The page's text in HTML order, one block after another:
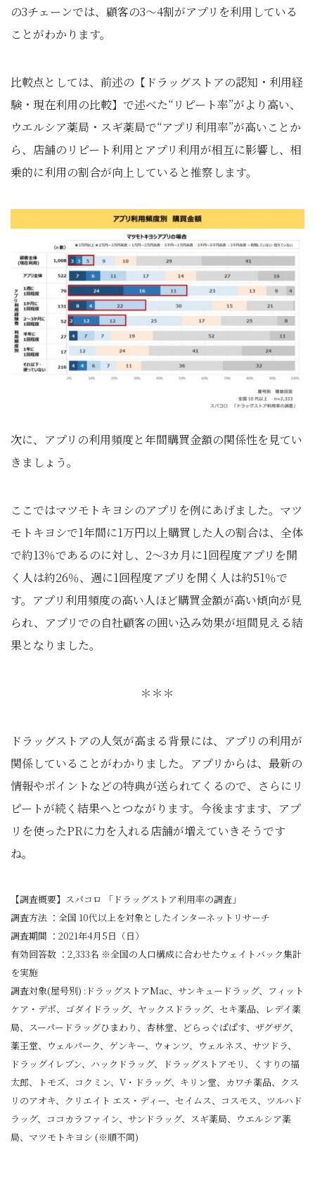
の3チェーンでは、顧客の3～4割がアプリを利用している
ことがわかります。
比較点としては、前述の【ドラッグストアの認知・利用経
験・現在利用の比較】で述べた“リピート率”がより高い、
ウエルシア薬局・スギ薬局で“アプリ利用率”が高いことか
ら、店舗のリピート利用とアプリ利用が相互に影響し、相
乗的に利用の割合が向上していると推察します。
次に、アプリの利用頻度と年間購買金額の関係性を見てい
きましょう。
ここではマツモトキヨシのアプリを例にあげました。マツ
モトキヨシで1年間に1万円以上購買した人の割合は、全体
で約13％であるのに対し、2～3カ月に1回程度アプリを開
く人は約26％、週に1回程度アプリを開く人は約51％で
す。アプリ利用頻度の高い人ほど購買金額が高い傾向が見
られ、アプリでの自社顧客の囲い込み効果が垣間見える結
果となりました。
＊＊＊
ドラッグストアの人気が高まる背景には、アプリの利用が
関係していることがわかりました。アプリからは、最新の
情報やポイントなどの特典が送られてくるので、さらにリ
ピートが続く結果へとつながります。今後ますます、アプ
リを使ったPRに力を入れる店舗が増えていきそうです
ね。
【調査概要】スパコロ 「ドラッグストア利用率の調査」
調査方法 ：全国 10代以上を対象としたインターネットリサーチ
調査期間 ：2021年4月5日（日）
有効回答数 ：2,333名 ※全国の人口構成に合わせたウェイトバック集計
を実施
調査対象(屋号別) :ドラッグストアMac、サンキュードラッグ、フィット
ケア・デポ、ゴダイドラッグ、ヤックスドラッグ、セキ薬品、レデイ薬
局、スーパードラッグひまわり、杏林堂、どらっぐぱぱす、ザグザグ、
薬王堂、ウェルパーク、ゲンキー、ウォンツ、ウェルネス、サツドラ、
ドラッグイレブン、ハックドラッグ、ドラッグストアモリ、くすりの福
太郎、トモズ、コクミン、V・ドラッグ、キリン堂、カワチ薬品、クス
リのアオキ、クリエイト エス・ディー、セイムス、コスモス、ツルハド
ラッグ、ココカラファイン、サンドラッグ、スギ薬局、ウエルシア薬
局、マツモトキヨシ (※順不同)